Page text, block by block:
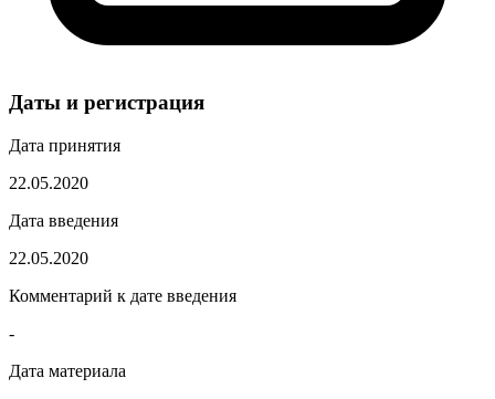
Даты и регистрация
Дата принятия
22.05.2020
Дата введения
22.05.2020
Комментарий к дате введения
-
Дата материала